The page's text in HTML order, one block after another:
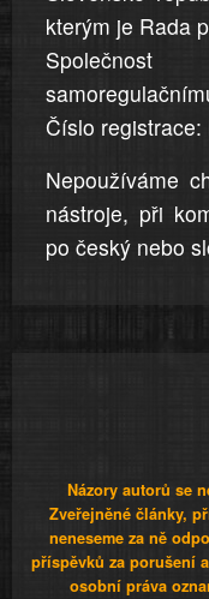
kterým je Rada
Číslo registrace:
Nepoužíváme
nástroje, při
po český nebo
Názory autorů se
Zveřejněné články,
neneseme za ně
příspěvků za porušení
osobní práva